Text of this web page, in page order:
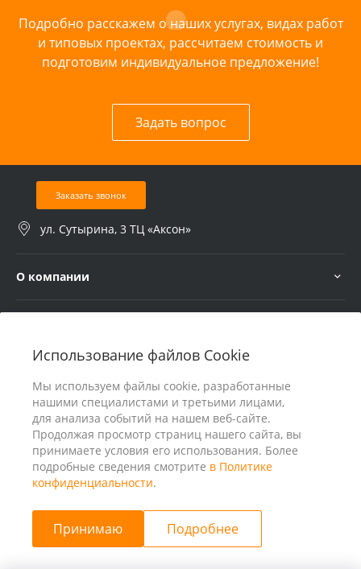
Использование файлов Cookie
Мы используем файлы cookie, разработанные
нашими специалистами и третьими лицами,
для анализа событий на нашем веб-сайте.
Продолжая просмотр страниц нашего сайта, вы
принимаете условия его использования. Более
подробные сведения смотрите в Политике
конфиденциальности.
Принимаю Подробнее
Подробно расскажем о наших услугах, видах работ
и типовых проектах, рассчитаем стоимость и
подготовим индивидуальное предложение!
Задать вопрос
Заказать звонок
ул. Сутырина, 3 ТЦ «Аксон»
О компании